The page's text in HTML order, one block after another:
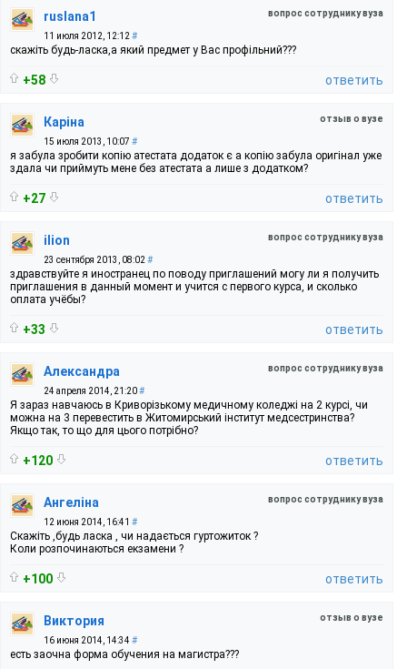
вопрос сотруднику вуза
ruslana1
11 июля 2012, 12:12 #
скажіть будь-ласка,а який предмет у Вас профільний???
+58 ответить
отзыв о вузе
Каріна
15 июля 2013, 10:07 #
я забула зробити копію атестата додаток є а копію забула оригінал уже
здала чи приймуть мене без атестата а лише з додатком?
+27 ответить
вопрос сотруднику вуза
ilion
23 сентября 2013, 08:02 #
здравствуйте я иностранец по поводу приглашений могу ли я получить
приглашения в данный момент и учится с первого курса, и сколько
оплата учёбы?
+33 ответить
вопрос сотруднику вуза
Александра
24 апреля 2014, 21:20#
Я зараз навчаюсь в Криворізькому медичному коледжі на 2 курсі, чи
можна на 3 перевестить в Житомирський інститут медсестринства?
Якщо так, то що для цього потрібно?
+120 ответить
вопрос сотруднику вуза
Ангеліна
12 июня 2014, 16:41 #
Скажіть ,будь ласка , чи надається гуртожиток ?
Коли розпочинаються екзамени ?
+100 ответить
отзыв о вузе
Виктория
16 июня 2014, 14:34 #
есть заочна форма обучения на магистра???